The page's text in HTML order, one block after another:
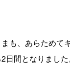
も、あらためて
日間となりました